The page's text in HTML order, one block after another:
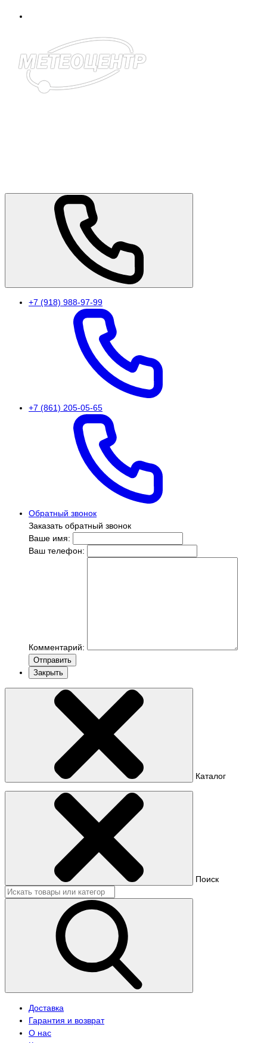
+7 (918) 988-97-99
+7 (861) 205-05-65
Обратный звонок
Заказать обратный звонок
Ваше имя:
Ваш телефон:
Комментарий:
Отправить
Закрыть
Каталог
Поиск
Доставка
Гарантия и возврат
О нас